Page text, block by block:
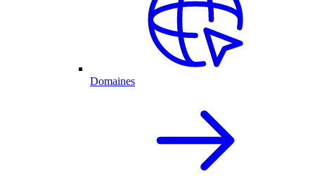
Domaines